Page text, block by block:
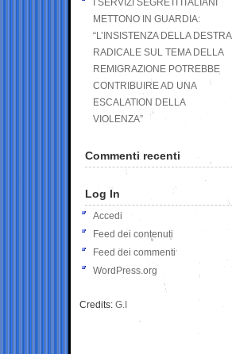
I SERVIZI SEGRETI ITALIANI
METTONO IN GUARDIA:
“L’INSISTENZA DELLA DESTRA
RADICALE SUL TEMA DELLA
REMIGRAZIONE POTREBBE
CONTRIBUIRE AD UNA
ESCALATION DELLA
VIOLENZA”
Commenti recenti
Log In
Accedi
Feed dei contenuti
Feed dei commenti
WordPress.org
Credits: G.I